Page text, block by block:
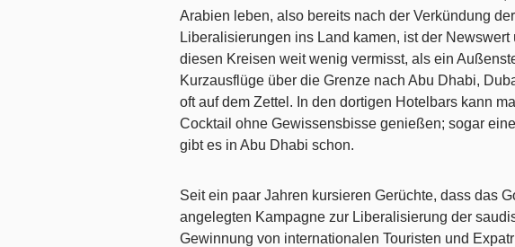
Arabien leben, also bereits nach der Verkündung
Liberalisierungen ins Land kamen, ist der
diesen Kreisen weit wenig vermisst, als ein
Kurzausflüge über die Grenze nach Abu Dhabi,
oft auf dem Zettel. In den dortigen Hotelbars kann
Cocktail ohne Gewissensbisse genießen; sogar
gibt es in Abu Dhabi schon.
Seit ein paar Jahren kursieren Gerüchte, dass das
angelegten Kampagne zur Liberalisierung der
Gewinnung von internationalen Touristen und